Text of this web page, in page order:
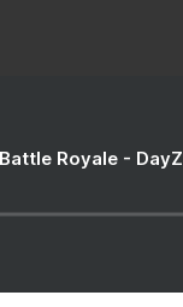
Royale - DayZ